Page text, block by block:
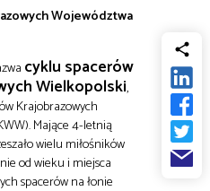
i rekreacja
Województwa
cyklu spacerów
Wielkopolski,
Krajobrazowych
Mające 4-letnią
wielu miłośników
od wieku i miejsca
spacerów na łonie